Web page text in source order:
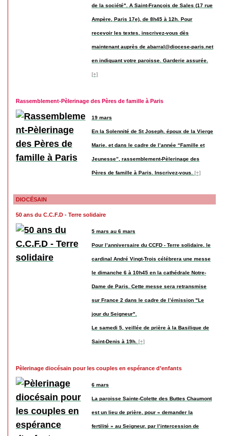
de la société". A Saint-François de Sales (17 rue
Ampère, Paris 17e), de 8h45 à 12h. Pour
recevoir les textes, inscrivez-vous dès
maintenant auprès de abarral@diocese-paris.net
en indiquant votre paroisse. Garderie assurée.
[+]
Rassemblement-Pèlerinage des Pères de famille à Paris
19 mars
En la Solennité de St Joseph, époux de la Vierge
Marie, et dans le cadre de l’année “Famille et
Jeunesse”, rassemblement-Pèlerinage des
Pères de famille à Paris. Inscrivez-vous. [+]
DIOCÉSAIN
50 ans du C.C.F.D - Terre solidaire
5 mars au 6 mars
Pour l’anniversaire du CCFD - Terre solidaire, le
cardinal André Vingt-Trois célébrera une messe
le dimanche 6 à 10h45 en la cathédrale Notre-
Dame de Paris. Cette messe sera retransmise
sur France 2 dans le cadre de l’émission "Le
jour du Seigneur".
Le samedi 5, veillée de prière à la Basilique de
Saint-Denis à 19h. [+]
Pèlerinage diocésain pour les couples en espérance d’enfants
6 mars
La paroisse Sainte-Colette des Buttes Chaumont
est un lieu de prière, pour « demander la
fertilité » au Seigneur, par l’intercession de